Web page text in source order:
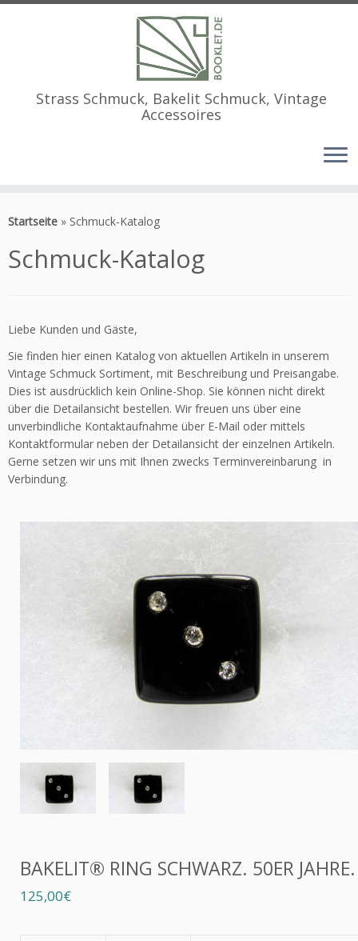
Inhalt
Strass Schmuck, Bakelit Schmuck, Vintage
Accessoires
Startseite » Schmuck-Katalog
Schmuck-Katalog
Liebe Kunden und Gäste,
Sie finden hier einen Katalog von aktuellen Artikeln in unserem
Vintage Schmuck Sortiment, mit Beschreibung und Preisangabe.
Dies ist ausdrücklich kein Online-Shop. Sie können nicht direkt
über die Detailansicht bestellen. Wir freuen uns über eine
unverbindliche Kontaktaufnahme über E-Mail oder mittels
Kontaktformular neben der Detailansicht der einzelnen Artikeln.
Gerne setzen wir uns mit Ihnen zwecks Terminvereinbarung in
Verbindung.
BAKELIT® RING SCHWARZ. 50ER JAHRE.
125,00€